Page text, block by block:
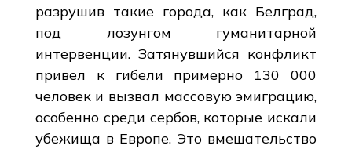
разрушив такие города, как Белград,
под лозунгом гуманитарной
интервенции. Затянувшийся конфликт
привел к гибели примерно 130 000
человек и вызвал массовую эмиграцию,
особенно среди сербов, которые искали
убежища в Европе. Это вмешательство